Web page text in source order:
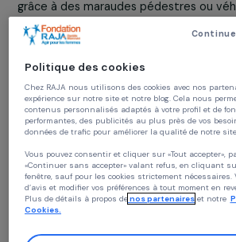
À Lille, l’ADSF accompagne les
précarité pour faciliter leur accès
Nous allons à leur rencontre là où
rue, les hébergements d’urgence,
grâce à des maraudes pédestres
réalisons notamment avec notre
cabinet médical, le Frottis Truck.
Nous accueillons ensuite les
au Repaire Santé, situé au 162 rue
à Lille. Il s’agit d’un lieu gratuit, non
totalement dédié à la santé des
Politique des cookies
Chez RAJA nous utilisons des cookies avec nos
expérience sur notre site et notre blog. Cela
contenus personnalisés adaptés à votre profil
performantes, des publicités au plus près de vos